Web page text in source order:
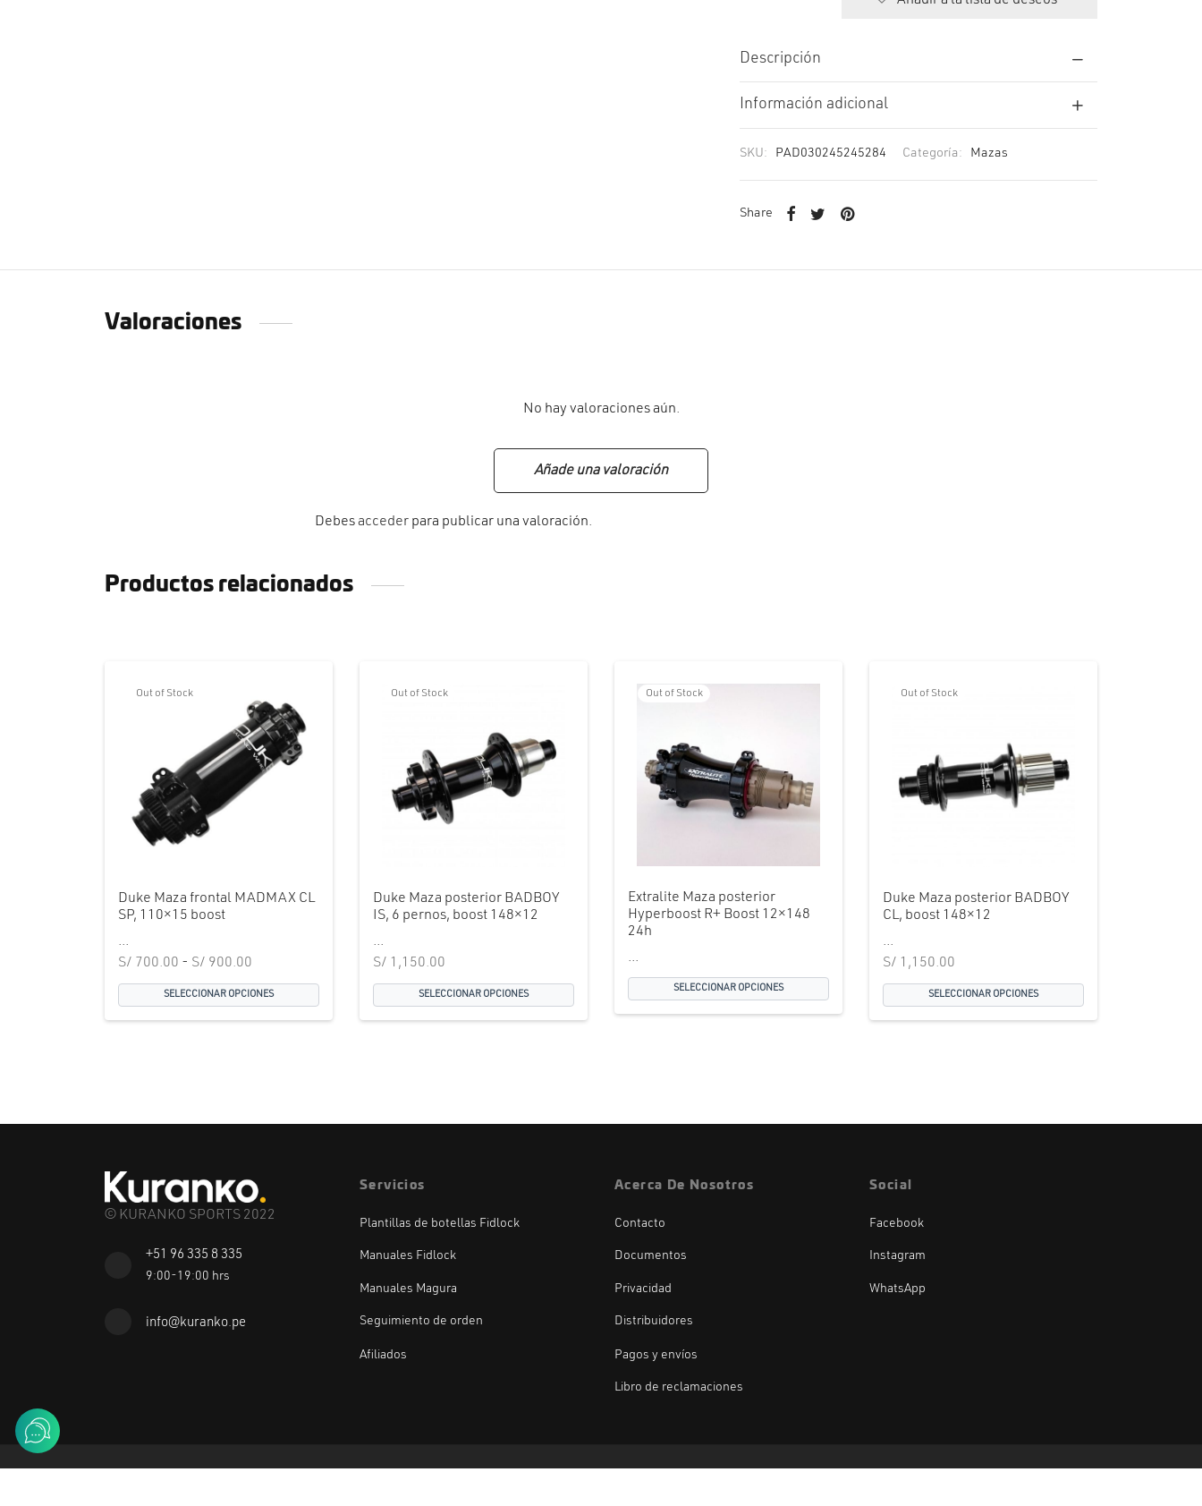
Descripción
Información adicional
SKU: PAD030245245284 Categoría: Mazas
Share
Valoraciones
No hay valoraciones aún.
Añade una valoración
Debesacceder para publicar una valoración.
Productos relacionados
Out of Stock
Duke Maza frontal MADMAX CL
SP, 110×15 boost
...
S/ 700.00 - S/ 900.00
precios:
desde
SELECCIONAR OPCIONES
Out of Stock
Duke Maza posterior BADBOY
IS, 6 pernos, boost 148×12
...
S/ 1,150.00
SELECCIONAR OPCIONES
Out of Stock
Extralite Maza posterior
Hyperboost R+ Boost 12×148
24h
...
SELECCIONAR OPCIONES
Out of Stock
Duke Maza posterior BADBOY
CL, boost 148×12
...
S/ 1,150.00
SELECCIONAR OPCIONES
© KURANKO SPORTS 2022
+51 96 335 8 335
9:00-19:00 hrs
info@kuranko.pe
Servicios
Plantillas de botellas Fidlock
Manuales Fidlock
Manuales Magura
Seguimiento de orden
Afiliados
Acerca De Nosotros
Contacto
Documentos
Privacidad
Distribuidores
Pagos y envíos
Libro de reclamaciones
Social
Facebook
Instagram
WhatsApp